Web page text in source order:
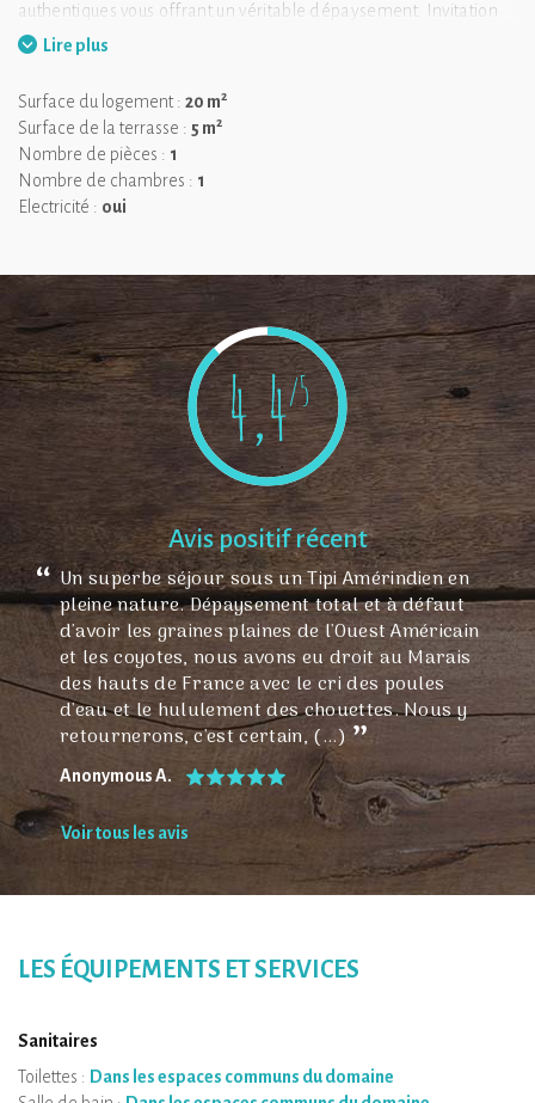
authentiques vous offrant un véritable dépaysement. Invitation
au voyage et à la déconnexion, ce tipi sera votre nid douillet lors
Lire plus
Surface du logement : 20 m2
Surface de la terrasse : 5 m2
Nombre de pièces : 1
Nombre de chambres : 1
Electricité : oui
4,4/5
Avis positif récent
Un superbe séjour sous un Tipi Amérindien en
pleine nature. Dépaysement total et à défaut
d'avoir les graines plaines de l'Ouest Américain
et les coyotes, nous avons eu droit au Marais
des hauts de France avec le cri des poules
d'eau et le hululement des chouettes. Nous y
retournerons, c'est certain, (...)
Anonymous A.
Voir tous les avis
LES ÉQUIPEMENTS ET SERVICES
Sanitaires
Toilettes : Dans les espaces communs du domaine